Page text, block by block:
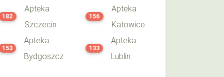
182
Apteka
Szczecin
156
Apteka
Katowice
153
Apteka
Bydgoszcz
133
Apteka
Lublin